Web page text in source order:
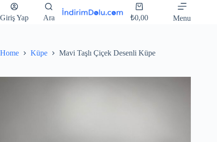
Giriş Yap Ara ₺0,00 Menu
Home Küpe Mavi Taşlı Çiçek Desenli Küpe